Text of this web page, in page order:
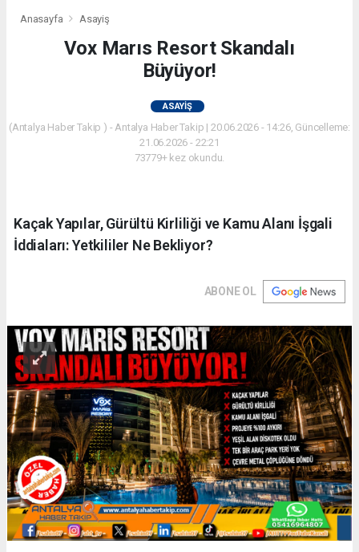
Anasayfa Asayiş
Vox Marıs Resort Skandalı
Büyüyor!
ASAYIŞ
(Antalya Haber Takip ) - Antalya Haber Takip | 20.06.2026 - 14:26, Güncelleme:
21.06.2026 - 22:21
73779+ kez okundu.
Kaçak Yapılar, Gürültü Kirliliği ve Kamu Alanı İşgali
İddiaları: Yetkililer Ne Bekliyor?
ABONE OL